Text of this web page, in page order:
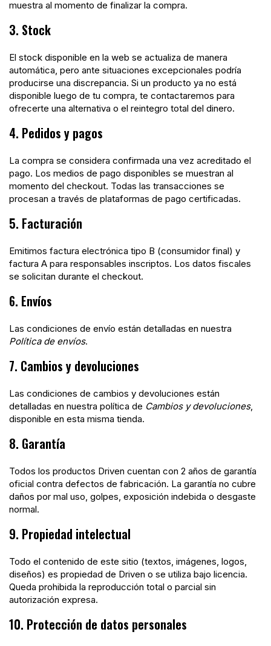
muestra al momento de finalizar la compra.
3. Stock
El stock disponible en la web se actualiza de manera
automática, pero ante situaciones excepcionales podría
producirse una discrepancia. Si un producto ya no está
disponible luego de tu compra, te contactaremos para
ofrecerte una alternativa o el reintegro total del dinero.
4. Pedidos y pagos
La compra se considera confirmada una vez acreditado el
pago. Los medios de pago disponibles se muestran al
momento del checkout. Todas las transacciones se
procesan a través de plataformas de pago certificadas.
5. Facturación
Emitimos factura electrónica tipo B (consumidor final) y
factura A para responsables inscriptos. Los datos fiscales
se solicitan durante el checkout.
6. Envíos
Las condiciones de envío están detalladas en nuestra
Política de envíos.
7. Cambios y devoluciones
Las condiciones de cambios y devoluciones están
detalladas en nuestra política de Cambios y devoluciones,
disponible en esta misma tienda.
8. Garantía
Todos los productos Driven cuentan con 2 años de garantía
oficial contra defectos de fabricación. La garantía no cubre
daños por mal uso, golpes, exposición indebida o desgaste
normal.
9. Propiedad intelectual
Todo el contenido de este sitio (textos, imágenes, logos,
diseños) es propiedad de Driven o se utiliza bajo licencia.
Queda prohibida la reproducción total o parcial sin
autorización expresa.
10. Protección de datos personales